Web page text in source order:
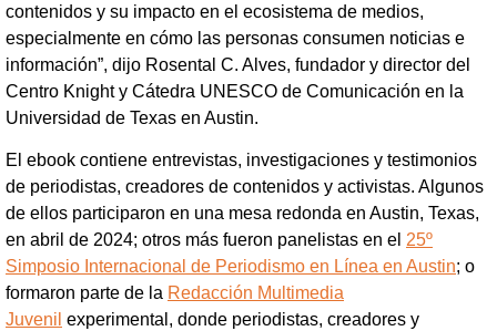
contenidos y su impacto en el ecosistema de medios,
especialmente en cómo las personas consumen noticias e
información”, dijo Rosental C. Alves, fundador y director del
Centro Knight y Cátedra UNESCO de Comunicación en la
Universidad de Texas en Austin.
El ebook contiene entrevistas, investigaciones y testimonios
de periodistas, creadores de contenidos y activistas. Algunos
de ellos participaron en una mesa redonda en Austin, Texas,
en abril de 2024; otros más fueron panelistas en el 25º
Simposio Internacional de Periodismo en Línea en Austin; o
formaron parte de la Redacción Multimedia
Juvenil experimental, donde periodistas, creadores y